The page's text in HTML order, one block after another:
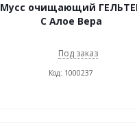
Мусс очищающий
С Алое Вера
Под заказ
Код: 1000237